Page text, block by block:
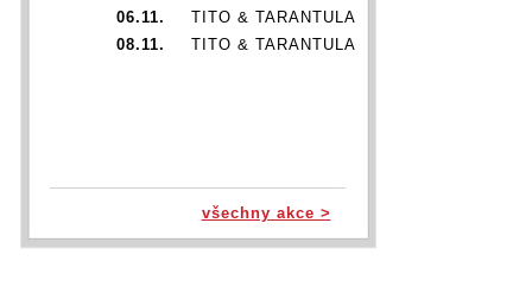
06.11.
TITO & TARANTULA
08.11.
TITO & TARANTULA
všechny akce >